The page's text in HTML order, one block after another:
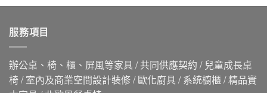
服務項目
辦公桌、椅、櫃、屏風等家具 / 共同供應契約 / 兒童成長桌
椅 / 室內及商業空間設計裝修 / 歐化廚具 / 系統櫥櫃 / 精品實